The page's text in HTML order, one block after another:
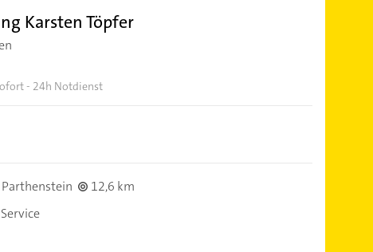
Karsten Töpfer
- 24h Notdienst
12,6 km